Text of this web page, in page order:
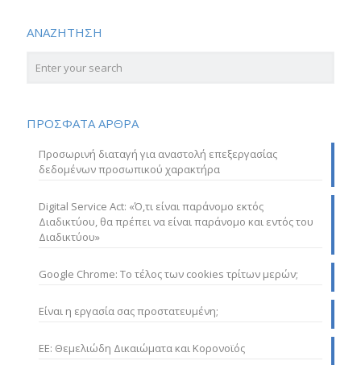
ΑΝΑΖΗΤΗΣΗ
ΠΡΟΣΦΑΤΑ ΑΡΘΡΑ
Προσωρινή διαταγή για αναστολή επεξεργασίας
δεδομένων προσωπικού χαρακτήρα
Digital Service Act: «Ό,τι είναι παράνομο εκτός
Διαδικτύου, θα πρέπει να είναι παράνομο και εντός του
Διαδικτύου»
Google Chrome: Το τέλος των cookies τρίτων μερών;
Είναι η εργασία σας προστατευμένη;
ΕΕ: Θεμελιώδη Δικαιώματα και Κορονοϊός